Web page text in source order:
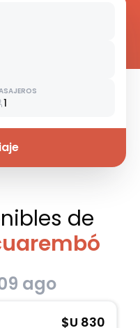
1
de
ago
$U 830